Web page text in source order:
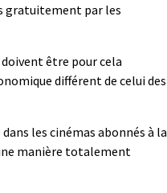
gratuitement par les
être pour cela
différent de celui des
les cinémas abonnés à la
manière totalement